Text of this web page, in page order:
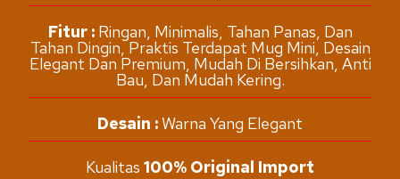
Fitur : Ringan, Minimalis, Tahan Panas, Dan
Tahan Dingin, Praktis Terdapat Mug Mini, Desain
Elegant Dan Premium, Mudah Di Bersihkan, Anti
Bau, Dan Mudah Kering.
Desain :Warna Yang Elegant
Kualitas 100% Original Import